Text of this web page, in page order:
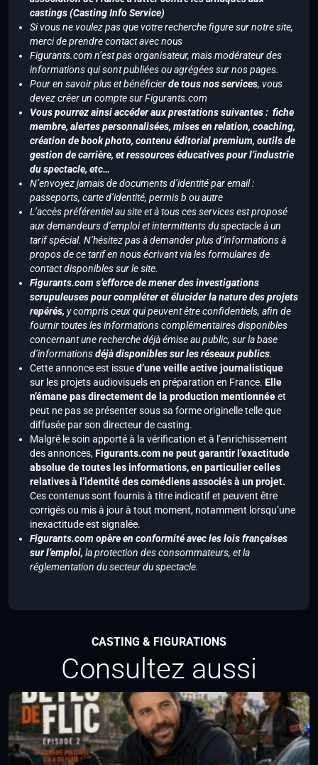
castings (Casting Info Service)
Si vous ne voulez pas que votre recherche figure sur notre site,
merci de prendre contact avec nous
Figurants.com n’est pas organisateur, mais modérateur des
informations qui sont publiées ou agrégées sur nos pages.
Pour en savoir plus et bénéficierde tous nos services, vous
devez créer un compte sur Figurants.com
Vous pourrez ainsi accéder aux prestations suivantes : fiche
membre, alertes personnalisées, mises en relation, coaching,
création de book photo, contenu éditorial premium, outils de
gestion de carrière, et ressources éducatives pour l’industrie
du spectacle, etc…
N’envoyez jamais de documents d’identité par email :
passeports, carte d’identité, permis b ou autre
L’accès préférentiel au site et à tous ces services est proposé
aux demandeurs d’emploi et intermittents du spectacle à un
tarif spécial. N’hésitez pas à demander plus d’informations à
propos de ce tarif en nous écrivant via les formulaires de
contact disponibles sur le site.
Figurants.com s’efforce de mener des investigations
scrupuleuses pour compléter et élucider la nature des projets
repérés, y compris ceux qui peuvent être confidentiels, afin de
fournir toutes les informations complémentaires disponibles
concernant une recherche déjà émise au public, sur la base
d’informationsdéjà disponibles sur les réseaux publics.
Cette annonce est issued’une veille active journalistique
sur les projets audiovisuels en préparation en France. Elle
n’émane pas directement de la production mentionnéeet
peut ne pas se présenter sous sa forme originelle telle que
diffusée par son directeur de casting.
Malgré le soin apporté à la vérification et à l’enrichissement
des annonces,Figurants.com ne peut garantir l’exactitude
absolue de toutes les informations, en particulier celles
relatives à l’identité des comédiens associés à un projet.
Ces contenus sont fournis à titre indicatif et peuvent être
corrigés ou mis à jour à tout moment, notamment lorsqu’une
inexactitude est signalée.
Figurants.com opère en conformité avec les lois françaises
sur l’emploi, la protection des consommateurs, et la
réglementation du secteur du spectacle.
CASTING & FIGURATIONS
Consultez aussi